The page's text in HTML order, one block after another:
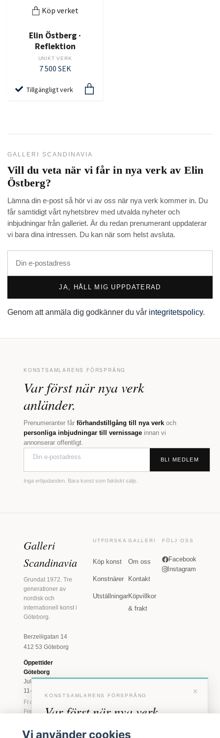
Köp verket
Elin Östberg ·
Reflektion
UNIKT VERK
7 500 SEK
Tillgängligt verk
GALLERI SCANDINAVIA
Vill du veta när vi får in nya verk av Elin
Östberg?
Lämna din e-post så hör vi av oss när nya verk kommer in. Du
får samtidigt vårt nyhetsbrev med utvalda nyheter och
inbjudningar från galleriet. Är du redan prenumerant uppdaterar
vi bara dina intressen. Du kan när som helst avsluta.
JA, HÅLL MIG UPPDATERAD
Genom att anmäla dig godkänner du vår integritetspolicy.
KONSTSAMLARENS FÖRSPRÅNG
Var först när nya verk
anländer.
Prenumeranter får förhandstillgång till nya verk och
personliga inbjudningar till vernissage innan vi
annonserar offentligt.
BLI MEDLEM
Inga erbjudanden. Bara konst som faktiskt säljs.
Galleri
Scandinavia
Grundat 1972. Tre
generationer av
nordisk och
internationell konst i
Göteborg.
Berzeliigatan 14
412 53 Göteborg
Öppettider
Göteborg
Juli: Tis 11-18 · Lör
11-16
Fr.o.m. augusti: Tis-
Fre 11-18 · Lör 11-
Marstrand
UTFORSKA
Köp konst
Konstnärer
Utställningar
GALLERI
Om oss
Kontakt
Köpvillkor
& frakt
FÖLJ OSS
Facebook
Instagram
×
KONSTSAMLARENS FÖRSPRÅNG
Var först när nya verk
anländer
Vi använder cookies